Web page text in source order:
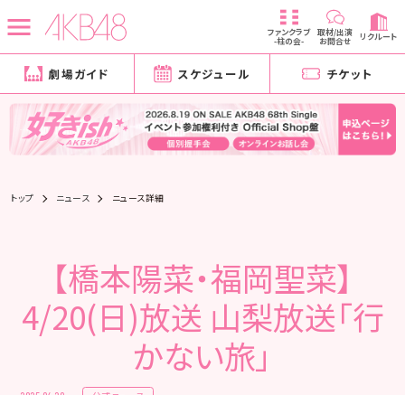
ファンクラブ
-柱の会-
取材/出演
お問合せ リクルート
劇場ガイド スケジュール チケット
トップ ニュース ニュース詳細
【橋本陽菜・福岡聖菜】
4/20(日)放送 山梨放送「行
かない旅」